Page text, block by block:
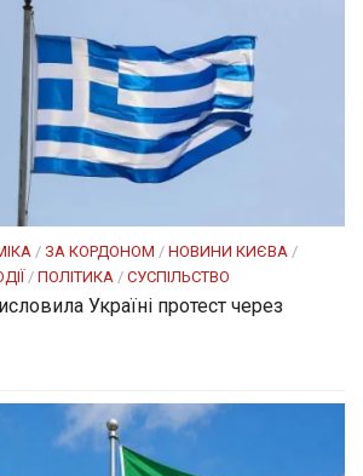
/ ЗА КОРДОНОМ / НОВИНИ КИЄВА /
/ ПОЛІТИКА / СУСПІЛЬСТВО
Україні протест через